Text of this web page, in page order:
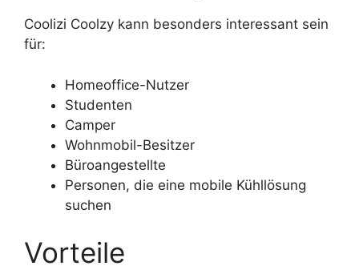
Coolizi Coolzy kann besonders interessant sein
für:
Homeoffice-Nutzer
Studenten
Camper
Wohnmobil-Besitzer
Büroangestellte
Personen, die eine mobile Kühllösung
suchen
Vorteile